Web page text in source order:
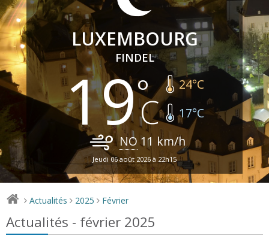
LUXEMBOURG
FINDEL
19 24°C
17°C
NO 11 km/h
Jeudi 06 août 2026 à 22h15
> Actualités > 2025 > Février
Actualités - février 2025